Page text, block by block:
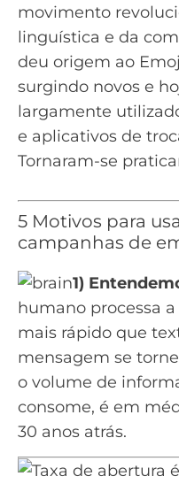
movimento
linguística e da
deu origem ao
surgindo novos e
largamente
e aplicativos de
Tornaram-se
5 Motivos para
campanhas de
1)
humano processa
mais rápido que
mensagem se
o volume de
consome, é em
30 anos atrás.